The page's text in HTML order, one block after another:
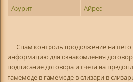
Азурит
Айрес
Спам контроль продолжение нашего
информацию для ознакомления договор
подписание договора и счета на
гамемоде в гамемоде в слизари в